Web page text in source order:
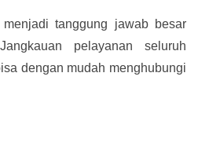
menjadi tanggung jawab besar
pelayanan seluruh
dengan mudah menghubungi